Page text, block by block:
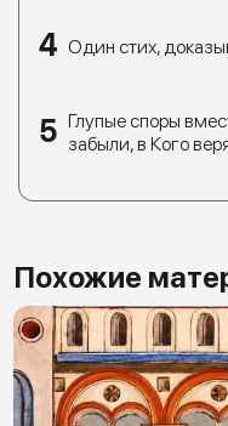
Один стих,
Глупые споры
забыли, в Кого
Похожие